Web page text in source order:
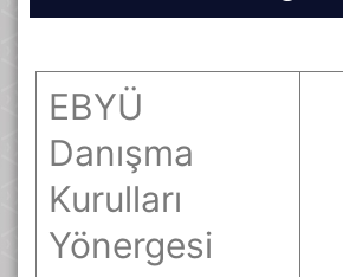
EBYÜ
Danışma
Kurulları
Yönergesi